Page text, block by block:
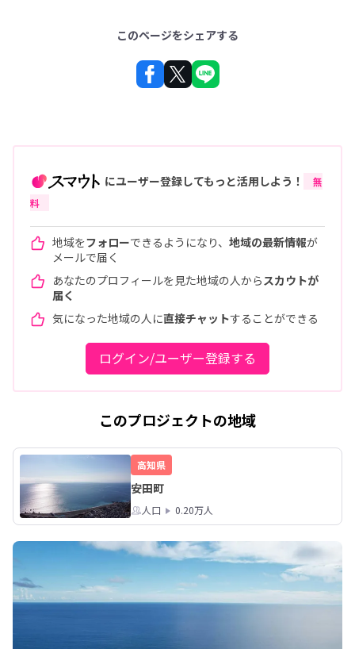
このページをシェアする
にユーザー登録してもっと活用しよう！
無
料
地域をフォローできるようになり、 地域の最新情報が
メールで届く
あなたのプロフィールを見た地域の人から スカウトが
届く
気になった地域の人に直接チャットすることができる
ログイン/ユーザー登録する
このプロジェクトの地域
高知県
安田町
人口 0.20万人